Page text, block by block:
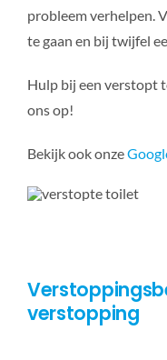
probleem verhelpen.
te gaan en bij twijfel
Hulp bij een verstopt
ons op!
Bekijk ook onze
verstopping